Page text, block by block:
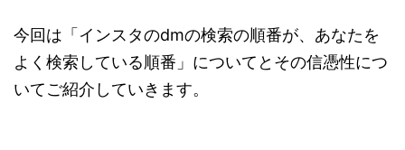
今回は「インスタのdmの検索の順番が、あなたを
よく検索している順番」についてとその信憑性につ
いてご紹介していきます。